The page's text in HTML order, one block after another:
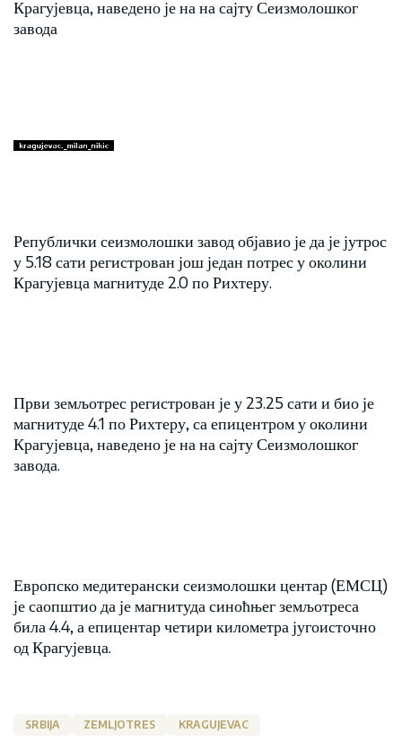
Крагујевца, наведено је на на сајту Сеизмолошког
завода
Републички сеизмолошки завод објавио је да је јутрос
у 5.18 сати регистрован још један потрес у околини
Крагујевца магнитуде 2.0 по Рихтеру.
Први земљотрес регистрован је у 23.25 сати и био је
магнитуде 4.1 по Рихтеру, са епицентром у околини
Крагујевца, наведено је на на сајту Сеизмолошког
завода.
Европско медитерански сеизмолошки центар (ЕМСЦ)
је саопштио да је магнитуда синоћњег земљотреса
била 4.4, а епицентар четири километра југоисточно
од Крагујевца.
SRBIJA ZEMLJOTRES KRAGUJEVAC